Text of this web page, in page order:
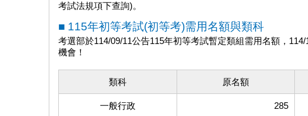
考試法規項下查詢)。
■ 115年初等考試(初等考)需用名額與類科
考選部於114/09/11公告115年初等考試暫定類組需用名額，
機會！
類科 原名額
一般行政 285